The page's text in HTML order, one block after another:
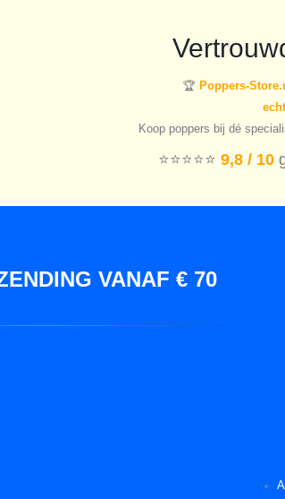
🏆 Poppers-
Koop poppers bij dé
⭐️⭐️⭐️⭐️⭐️ 9,8 / 10
VANAF € 70